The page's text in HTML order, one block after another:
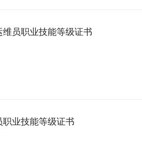
员职业技能等级证书
业技能等级证书